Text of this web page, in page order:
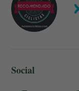
Social